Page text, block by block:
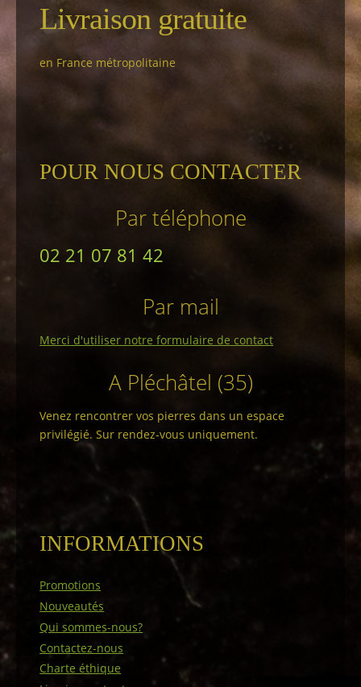
Livraison gratuite
en France métropolitaine
POUR NOUS CONTACTER
Par téléphone
02 21 07 81 42
Par mail
Merci d'utiliser notre formulaire de contact
A Pléchâtel (35)
Venez rencontrer vos pierres dans un espace
privilégié. Sur rendez-vous uniquement.
INFORMATIONS
Promotions
Nouveautés
Qui sommes-nous?
Contactez-nous
Charte éthique